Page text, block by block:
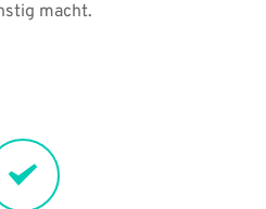
macht.